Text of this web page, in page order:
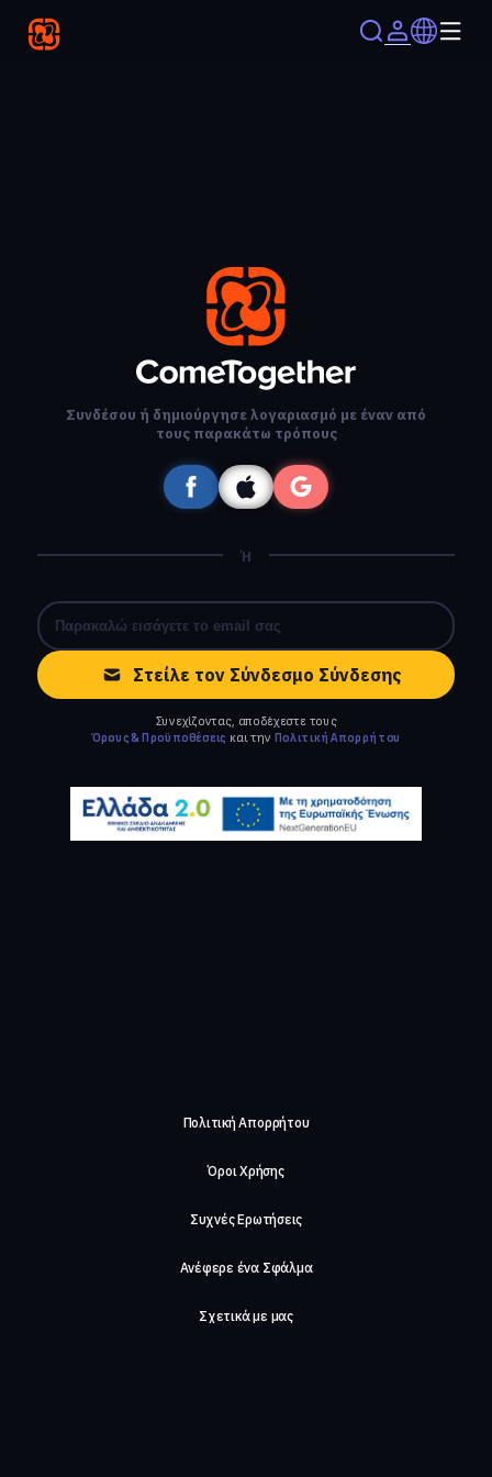
Συνδέσου ή δημιούργησε λογαριασμό με έναν από
τους παρακάτω τρόπους
Ή
Στείλε τον Σύνδεσμο Σύνδεσης
Συνεχίζοντας, αποδέχεστε τους
Όρους & Προϋποθέσεις και την Πολιτική Απορρήτου
Πολιτική Απορρήτου
Όροι Χρήσης
Συχνές Ερωτήσεις
Ανέφερε ένα Σφάλμα
Σχετικά με μας